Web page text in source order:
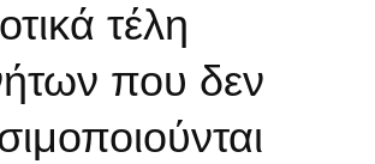
τέλη
που δεν